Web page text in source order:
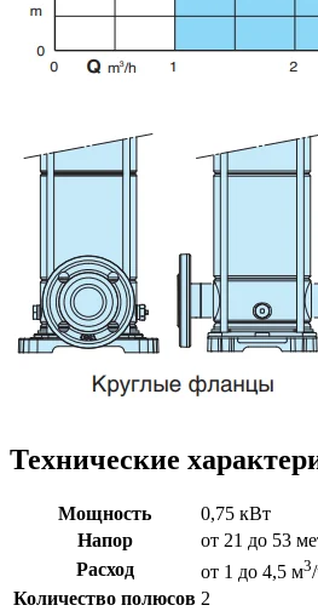
Технические
Мощность
0,75 кВт
Напор
от 21 до 53
Расход
от 1 до 4,5 м3
Количество полюсов 2